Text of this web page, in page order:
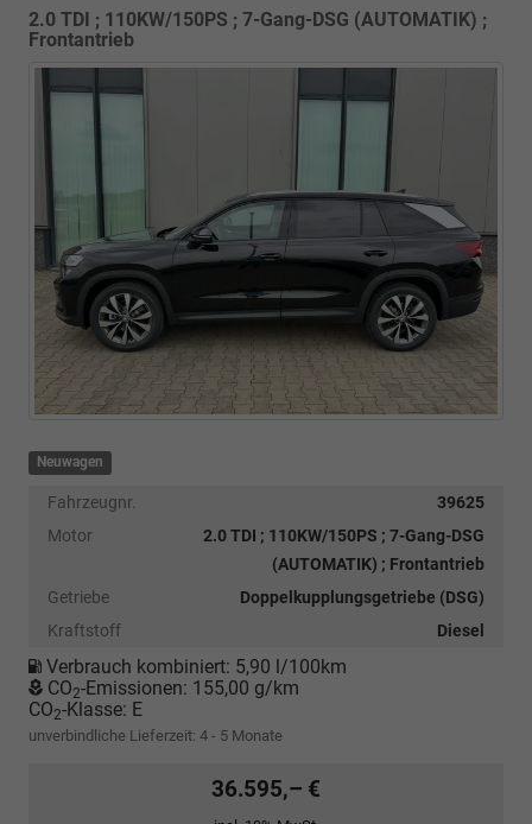
2.0 TDI ; 110KW/150PS ; 7-Gang-DSG (AUTOMATIK) ;
Frontantrieb
Neuwagen
Fahrzeugnr.
39625
Motor
2.0 TDI ; 110KW/150PS ; 7-Gang-DSG
(AUTOMATIK) ; Frontantrieb
Getriebe
Doppelkupplungsgetriebe (DSG)
Kraftstoff
Diesel
Verbrauch kombiniert: 5,90 l/100km
CO2-Emissionen: 155,00 g/km
CO2-Klasse: E
unverbindliche Lieferzeit: 4 - 5 Monate
36.595,– €